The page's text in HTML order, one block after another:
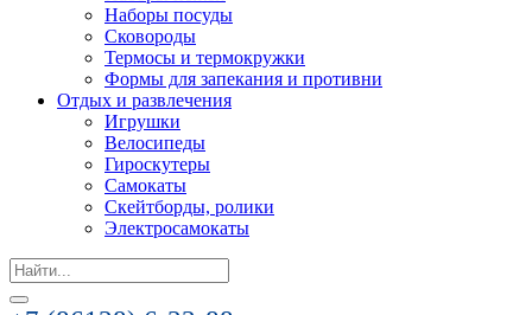
Наборы посуды
Сковороды
Термосы и термокружки
Формы для запекания и противни
Отдых и развлечения
Игрушки
Велосипеды
Гироскутеры
Самокаты
Скейтборды, ролики
Электросамокаты
Search
for: